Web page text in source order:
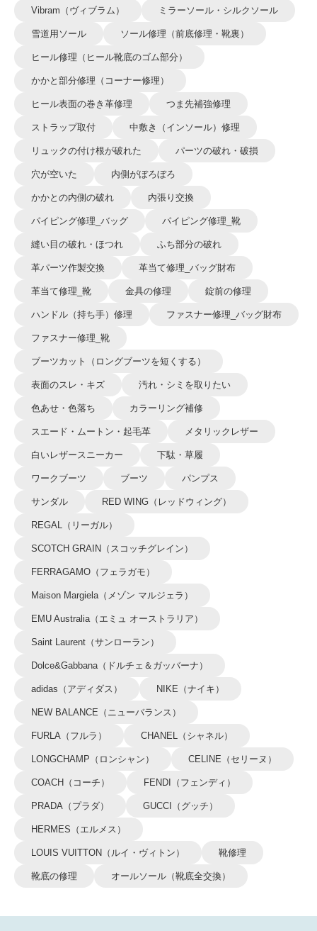
Vibram（ヴィブラム） ミラーソール・シルクソール
雪道用ソール ソール修理（前底修理・靴裏）
ヒール修理（ヒール靴底のゴム部分）
かかと部分修理（コーナー修理）
ヒール表面の巻き革修理 つま先補強修理
ストラップ取付 中敷き（インソール）修理
リュックの付け根が破れた パーツの破れ・破損
穴が空いた 内側がぼろぼろ
かかとの内側の破れ 内張り交換
パイピング修理_バッグ パイピング修理_靴
縫い目の破れ・ほつれ ふち部分の破れ
革パーツ作製交換 革当て修理_バッグ財布
革当て修理_靴 金具の修理 錠前の修理
ハンドル（持ち手）修理 ファスナー修理_バッグ財布
ファスナー修理_靴
ブーツカット（ロングブーツを短くする）
表面のスレ・キズ 汚れ・シミを取りたい
色あせ・色落ち カラーリング補修
スエード・ムートン・起毛革 メタリックレザー
白いレザースニーカー 下駄・草履
ワークブーツ ブーツ パンプス
サンダル RED WING（レッドウィング）
REGAL（リーガル）
SCOTCH GRAIN（スコッチグレイン）
FERRAGAMO（フェラガモ）
Maison Margiela（メゾン マルジェラ）
EMU Australia（エミュ オーストラリア）
Saint Laurent（サンローラン）
Dolce&Gabbana（ドルチェ＆ガッバーナ）
adidas（アディダス） NIKE（ナイキ）
NEW BALANCE（ニューバランス）
FURLA（フルラ） CHANEL（シャネル）
LONGCHAMP（ロンシャン） CELINE（セリーヌ）
COACH（コーチ） FENDI（フェンディ）
PRADA（プラダ） GUCCI（グッチ）
HERMES（エルメス）
LOUIS VUITTON（ルイ・ヴィトン） 靴修理
靴底の修理 オールソール（靴底全交換）